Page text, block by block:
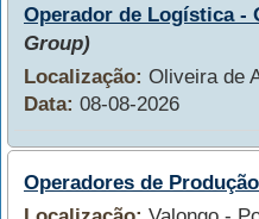
Operador de Logística -
Group)
Localização: Oliveira de
Data: 08-08-2026
Operadores de